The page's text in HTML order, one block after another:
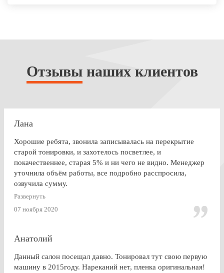
Отзывынаших клиентов
Лана
Хорошие ребята, звонила записывалась на перекрытие
старой тонировки, и захотелось посветлее, и
покачественнее, старая 5% и ни чего не видно. Менеджер
уточнила объём работы, все подробно расспросила,
озвучила сумму.
По Работе и в целом претензии нет. Только опоздала к
завершении работ, машина ждала уже готовая меня. Жаль,
что заранее не позвонили.
Развернуть
07 ноября 2020
Анатолий
Данный салон посещал давно. Тонировал тут свою первую
машину в 2015году. Нареканий нет, пленка оригинальная!